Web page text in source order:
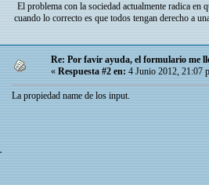
El problema con la sociedad actualmente radica en
cuando lo correcto es que todos tengan derecho a
Re: Por favir ayuda, el formulario me
«Respuesta #2 en:4 Junio 2012, 21:07
La propiedad name de los input.